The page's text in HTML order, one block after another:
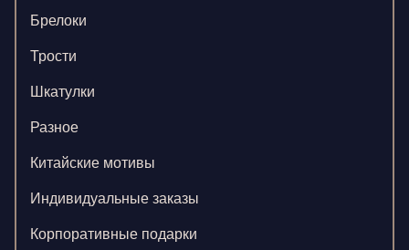
Брелоки
Трости
Шкатулки
Разное
Китайские мотивы
Индивидуальные заказы
Корпоративные подарки